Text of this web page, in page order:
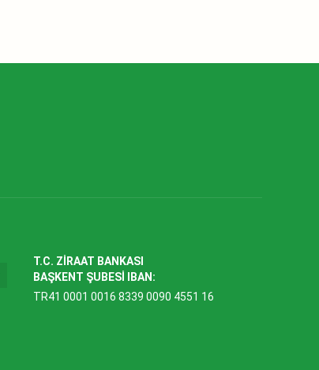
T.C. ZİRAAT BANKASI
BAŞKENT ŞUBESİ IBAN:
TR41 0001 0016 8339 0090 4551 16